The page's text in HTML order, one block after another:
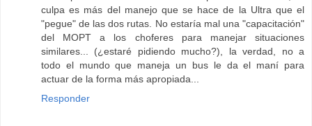
culpa es más del manejo que se hace de la Ultra que el
"pegue" de las dos rutas. No estaría mal una "capacitación"
del MOPT a los choferes para manejar situaciones
similares... (¿estaré pidiendo mucho?), la verdad, no a
todo el mundo que maneja un bus le da el maní para
actuar de la forma más apropiada...
Responder